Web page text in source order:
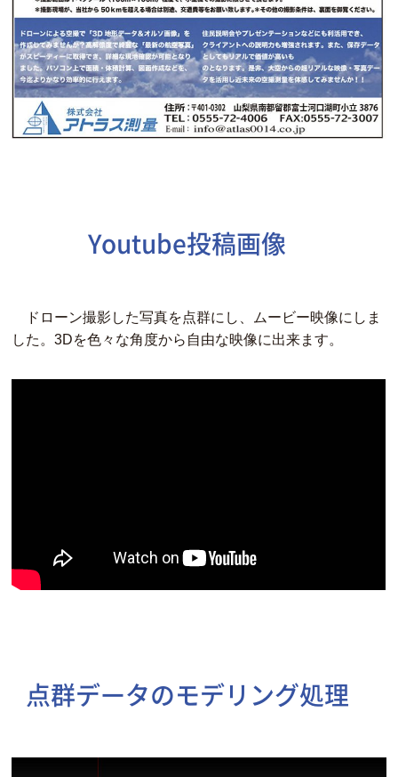
Youtube投稿画像
ドローン撮影した写真を点群にし、ムービー映像にしま
した。3Dを色々な角度から自由な映像に出来ます。
点群データのモデリング処理